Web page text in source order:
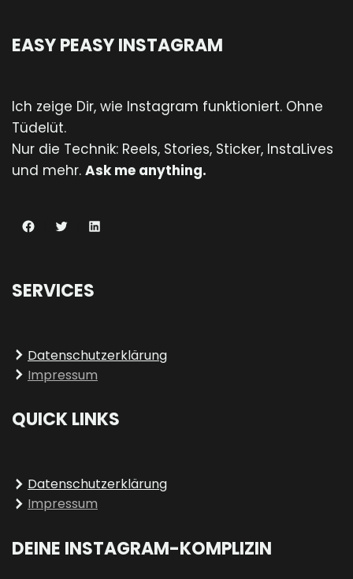
EASY PEASY INSTAGRAM
Ich zeige Dir, wie Instagram funktioniert. Ohne
Tüdelüt.
Nur die Technik: Reels, Stories, Sticker, InstaLives
und mehr. Ask me anything.
Facebook Twitter LinkedIn
SERVICES
Datenschutzerklärung
Impressum
QUICK LINKS
Datenschutzerklärung
Impressum
DEINE INSTAGRAM-KOMPLIZIN